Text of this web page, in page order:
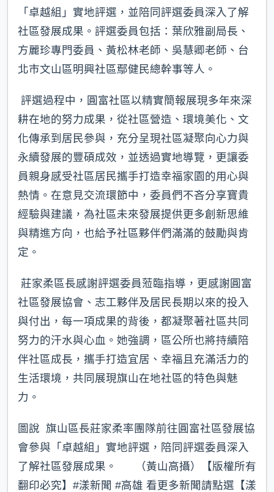
「卓越組」實地評選，並陪同評選委員深入了解
社區發展成果。評選委員包括：葉欣雅副局長、
方麗珍專門委員、黃松林老師、吳慧卿老師、台
北市文山區明興社區鄢健民總幹事等人。
評選過程中，圓富社區以精實簡報展現多年來深
耕在地的努力成果，從社區營造、環境美化、文
化傳承到居民參與，充分呈現社區凝聚向心力與
永續發展的豐碩成效，並透過實地導覽，更讓委
員親身感受社區居民攜手打造幸福家園的用心與
熱情。在意見交流環節中，委員們不吝分享寶貴
經驗與建議，為社區未來發展提供更多創新思維
與精進方向，也給予社區夥伴們滿滿的鼓勵與肯
定。
莊家柔區長感謝評選委員蒞臨指導，更感謝圓富
社區發展協會、志工夥伴及居民長期以來的投入
與付出，每一項成果的背後，都凝聚著社區共同
努力的汗水與心血。她強調，區公所也將持續陪
伴社區成長，攜手打造宜居、幸福且充滿活力的
生活環境，共同展現旗山在地社區的特色與魅
力。
圖說 旗山區長莊家柔率團隊前往圓富社區發展協
會參與「卓越組」實地評選，陪同評選委員深入
了解社區發展成果。 （黃山高攝）【版權所有
翻印必究】#漾新聞 #高雄 看更多新聞請點選【漾